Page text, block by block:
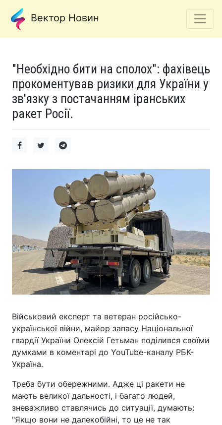
Вектор Новин
"Необхідно бити на сполох": фахівець
прокоментував ризики для України у
зв'язку з постачанням іранських
ракет Росії.
Військовий експерт та ветеран російсько-
української війни, майор запасу Національної
гвардії України Олексій Гетьман поділився своїми
думками в коментарі до YouTube-каналу РБК-
Україна.
Треба бути обережними. Адже ці ракети не
мають великої дальності, і багато людей,
зневажливо ставлячись до ситуації, думають:
"Якщо вони не далекобійні, то це не так